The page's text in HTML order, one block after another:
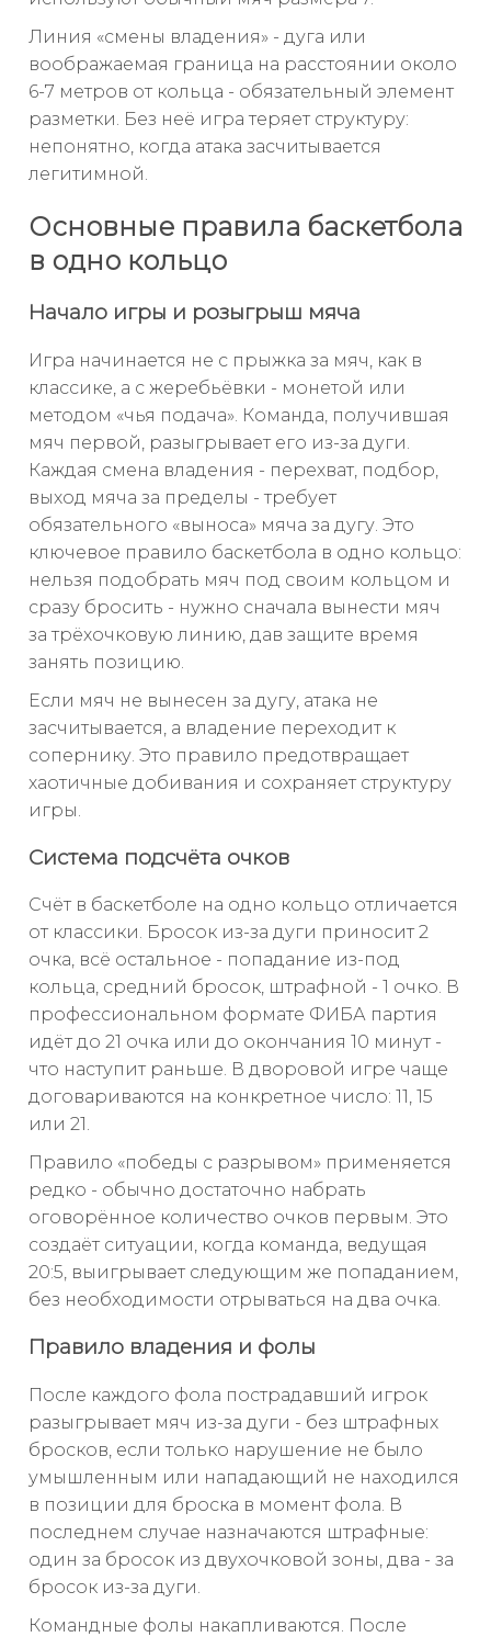
Линия «смены владения» - дуга или
воображаемая граница на расстоянии около
6-7 метров от кольца - обязательный элемент
разметки. Без неё игра теряет структуру:
непонятно, когда атака засчитывается
легитимной.
Основные правила баскетбола
в одно кольцо
Начало игры и розыгрыш мяча
Игра начинается не с прыжка за мяч, как в
классике, а с жеребьёвки - монетой или
методом «чья подача». Команда, получившая
мяч первой, разыгрывает его из-за дуги.
Каждая смена владения - перехват, подбор,
выход мяча за пределы - требует
обязательного «выноса» мяча за дугу. Это
ключевое правило баскетбола в одно кольцо:
нельзя подобрать мяч под своим кольцом и
сразу бросить - нужно сначала вынести мяч
за трёхочковую линию, дав защите время
занять позицию.
Если мяч не вынесен за дугу, атака не
засчитывается, а владение переходит к
сопернику. Это правило предотвращает
хаотичные добивания и сохраняет структуру
игры.
Система подсчёта очков
Счёт в баскетболе на одно кольцо отличается
от классики. Бросок из-за дуги приносит 2
очка, всё остальное - попадание из-под
кольца, средний бросок, штрафной - 1 очко. В
профессиональном формате ФИБА партия
идёт до 21 очка или до окончания 10 минут -
что наступит раньше. В дворовой игре чаще
договариваются на конкретное число: 11, 15
или 21.
Правило «победы с разрывом» применяется
редко - обычно достаточно набрать
оговорённое количество очков первым. Это
создаёт ситуации, когда команда, ведущая
20:5, выигрывает следующим же попаданием,
без необходимости отрываться на два очка.
Правило владения и фолы
После каждого фола пострадавший игрок
разыгрывает мяч из-за дуги - без штрафных
бросков, если только нарушение не было
умышленным или нападающий не находился
в позиции для броска в момент фола. В
последнем случае назначаются штрафные:
один за бросок из двухочковой зоны, два - за
бросок из-за дуги.
Командные фолы накапливаются. После